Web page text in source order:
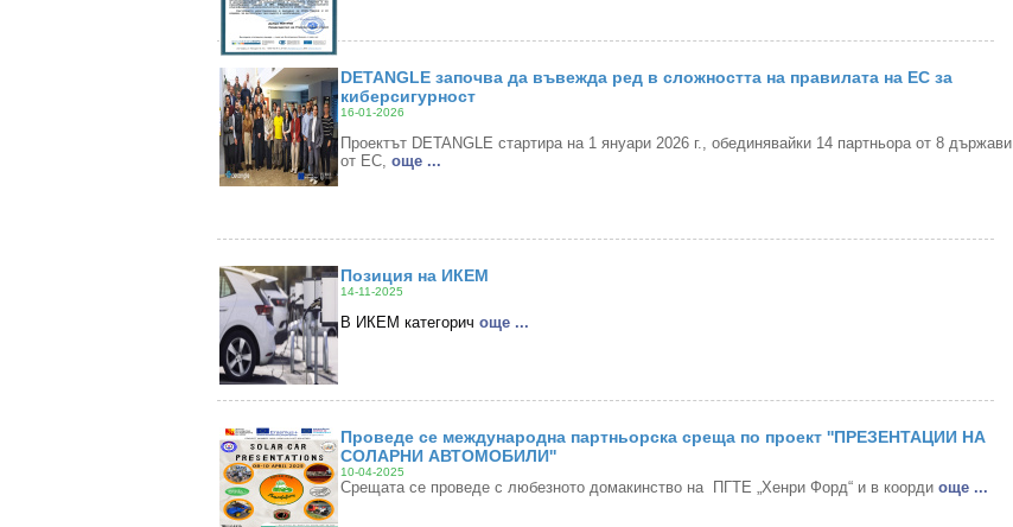
DETANGLE започва да въвежда ред в сложността на правилата на ЕС за
киберсигурност
16-01-2026
Проектът DETANGLE стартира на 1 януари 2026 г., обединявайки 14 партньора от 8 държави
от ЕС, oще ...
Позиция на ИКЕМ
14-11-2025
В ИКЕМ категорич oще ...
Проведе се международна партньорска среща по проект ''ПРЕЗЕНТАЦИИ НА
СОЛАРНИ АВТОМОБИЛИ''
10-04-2025
Срещата се проведе с любезното домакинство на ПГТЕ „Хенри Форд“ и в коорди oще ...